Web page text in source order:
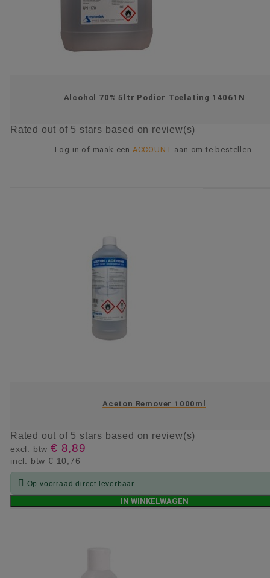
Alcohol 70% 5ltr Podior Toelating 14061N
Rated out of 5 stars based on review(s)
Log in of maak een ACCOUNT aan om te bestellen.
Aceton Remover 1000ml
Rated out of 5 stars based on review(s)
excl. btw € 8,89
incl. btw € 10,76
 Op voorraad direct leverbaar
IN WINKELWAGEN